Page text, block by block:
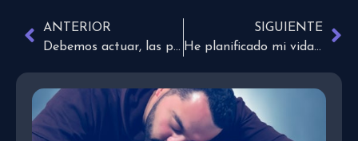
ANTERIOR
Debemos actuar, las personas necesitan de Jesús
SIGUIENTE
He planificado mi vida y mi futuro